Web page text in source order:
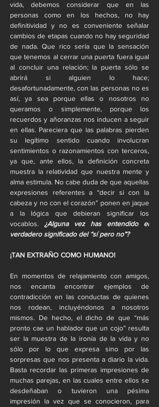
vida, debemos considerar que en las
personas como en los hechos, no hay
definitividad y no es conveniente señalar
cambios de etapas cuando no hay seguridad
de nada. Que rico sería que la sensación
que tenemos al cerrar una puerta fuera igual
al concluir una relación; la puerta sólo se
abrirá si alguien lo hace;
desafortunadamente, con las personas no es
así, ya sea porque ellas o nosotros no
queramos o simplemente, porque los
recuerdos y añoranzas nos inducen a seguir
en ellas. Pareciera que las palabras pierden
su legítimo sentido cuando involucran
sentimientos o razonamientos con terceros,
ya que, ante ellos, la definición concreta
muestra la relatividad que nuestra mente y
alma estimula. No cabe duda de que aquellas
expresiones referentes a “decir si con la
cabeza y no con el corazón” ponen en jaque
a la lógica que debieran significar los
vocablos. ¿Alguna vez has entendido el
verdadero significado del “sí pero no”?
¡TAN EXTRAÑO COMO HUMANO!
En momentos de relajamiento con amigos,
nos encanta encontrar ejemplos de
contradicción en las conductas de quienes
nos rodean, incluyéndonos a nosotros
mismos. De hecho, el dicho de que “más
pronto cae un hablador que un cojo” resulta
ser la muestra de la ironía de la vida y no
sólo por lo que expresa sino por las
sorpresas que nos presenta a diario la vida.
Basta recordar las primeras impresiones de
muchas parejas, en las cuales entre ellos se
desdeñaban o tuvieron una pésima
impresión la vez que se conocieron, para